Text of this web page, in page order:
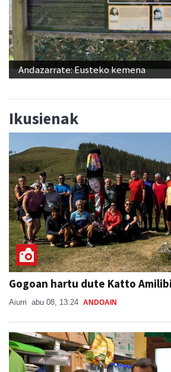
Andazarrate: Eusteko kemena
Ikusienak
Gogoan hartu dute Katto
Aiurri abu 08, 13:24 ANDOAIN